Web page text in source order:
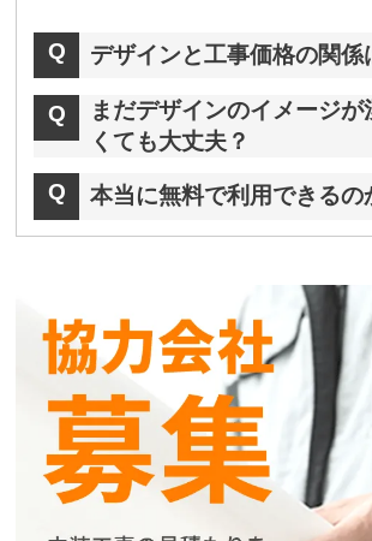
デザインと工事価格の関係
まだデザインのイメージが
くても大丈夫？
本当に無料で利用できるの